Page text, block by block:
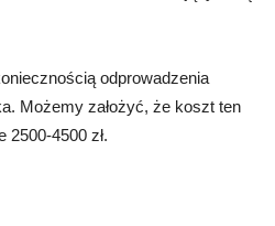
odprowadzenia
Możemy założyć, że koszt ten
2500-4500 zł.